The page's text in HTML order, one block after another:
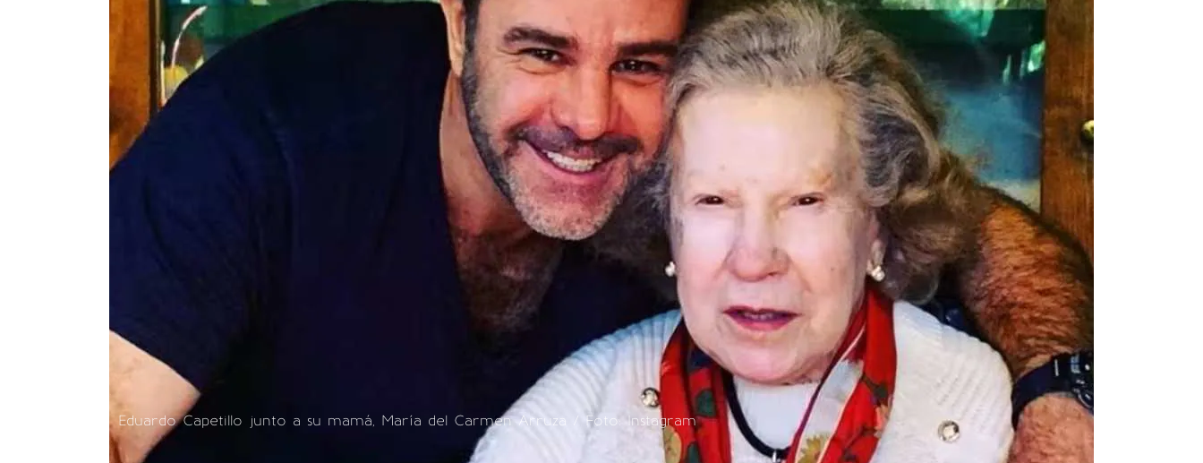
Eduardo Capetillo junto a su mamá, María del Carmen Arruza / Foto: Instagram